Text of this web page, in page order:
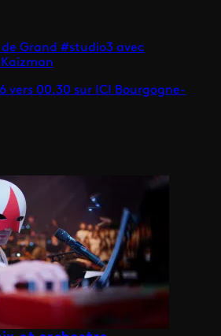
Grand #studio3 avec
vers 00.30 sur ICI Bourgogne-